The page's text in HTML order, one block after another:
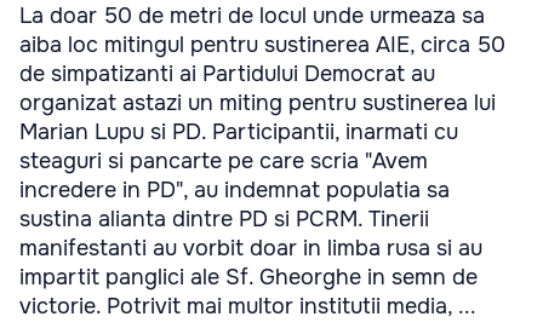
La doar 50 de metri de locul unde urmeaza sa
aiba loc mitingul pentru sustinerea AIE, circa 50
de simpatizanti ai Partidului Democrat au
organizat astazi un miting pentru sustinerea lui
Marian Lupu si PD. Participantii, inarmati cu
steaguri si pancarte pe care scria "Avem
incredere in PD", au indemnat populatia sa
sustina alianta dintre PD si PCRM. Tinerii
manifestanti au vorbit doar in limba rusa si au
impartit panglici ale Sf. Gheorghe in semn de
victorie. Potrivit mai multor institutii media, ...